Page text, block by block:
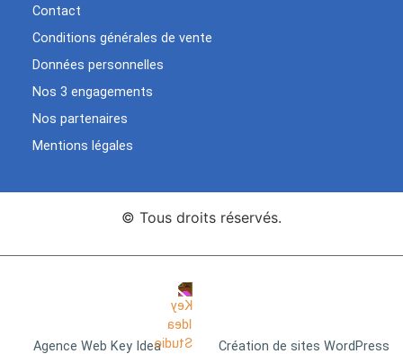
Contact
Conditions générales de vente
Données personnelles
Nos 3 engagements
Nos partenaires
Mentions légales
© Tous droits réservés.
Agence Web Key Idea
Création de sites WordPress